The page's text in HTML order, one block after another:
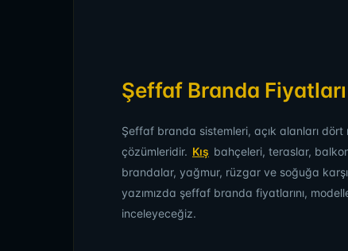
Şeffaf Branda
Şeffaf branda sistemleri, açık alanları
çözümleridir. Kış bahçeleri, teraslar,
brandalar, yağmur, rüzgar ve soğuğa
yazımızda şeffaf branda fiyatlarını,
inceleyeceğiz.